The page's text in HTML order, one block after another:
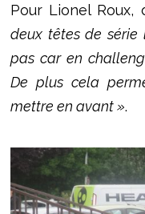
Pour Lionel Roux,
deux têtes de
pas car en
De plus cela
mettre en avant ».